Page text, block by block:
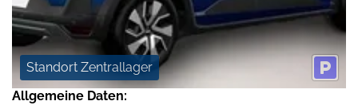
Standort Zentrallager
Allgemeine Daten: